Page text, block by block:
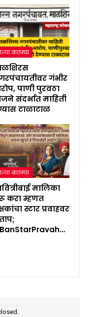
बातम्या
गंभीर
पाणी पुरवठा
संदर्भात माहिती
टाळाटाळ
बातम्या
मालिका
करा म्हणत
स्टार प्रवाहवर